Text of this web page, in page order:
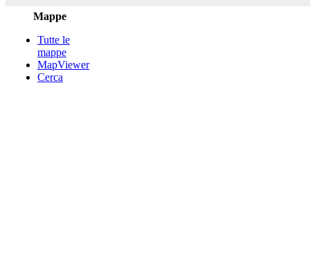
Mappe
Tutte le
mappe
MapViewer
Cerca